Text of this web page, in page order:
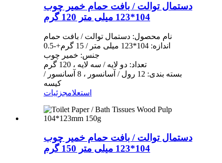
دستمال توالت / بافت حمام خمیر چوب
104*123 میلی متر 120 گرم
نام محصول: دستمال توالت / بافت حمام
اندازه: 104*123 میلی متر / 15 گرم+-0.5
جنس: خمیر چوب
تعداد: دو لایه / سه لایه ، 120 گرم
بسته بندی: 12 رول / آسانسور ، 8 آسانسور /
کیسه
استعلامجزئیات
دستمال توالت / بافت حمام خمیر چوب
104*123 میلی متر 150 گرم